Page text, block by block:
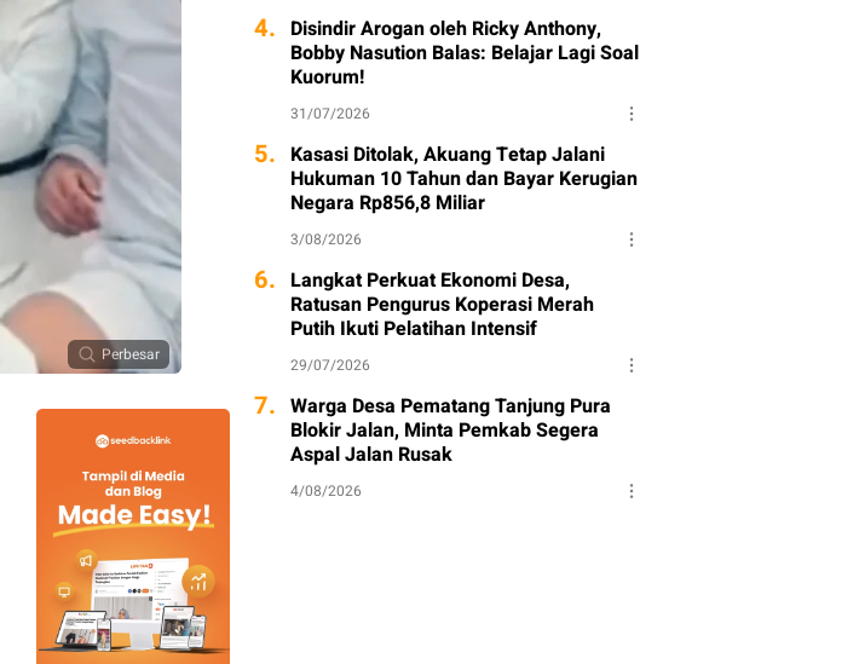
Perbesar
4. Disindir Arogan oleh Ricky Anthony,
Bobby Nasution Balas: Belajar Lagi Soal
Kuorum!
31/07/2026
5. Kasasi Ditolak, Akuang Tetap Jalani
Hukuman 10 Tahun dan Bayar Kerugian
Negara Rp856,8 Miliar
3/08/2026
6. Langkat Perkuat Ekonomi Desa,
Ratusan Pengurus Koperasi Merah
Putih Ikuti Pelatihan Intensif
29/07/2026
7. Warga Desa Pematang Tanjung Pura
Blokir Jalan, Minta Pemkab Segera
Aspal Jalan Rusak
4/08/2026